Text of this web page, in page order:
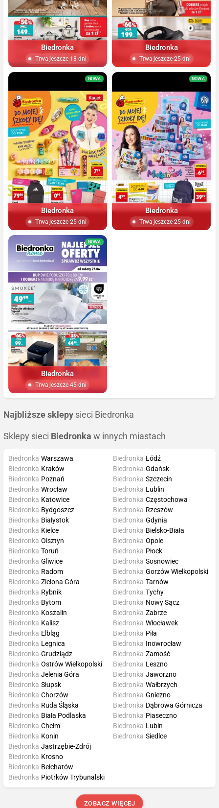
Biedronka
Trwa jeszcze 18 dni
Biedronka
Trwa jeszcze 25 dni
NOWA
Biedronka
Trwa jeszcze 25 dni
NOWA
Biedronka
Trwa jeszcze 25 dni
NOWA
Biedronka
Trwa jeszcze 45 dni
Najbliższe sklepy sieci Biedronka
Sklepy sieci Biedronka w innych miastach
Biedronka Warszawa
Biedronka Kraków
Biedronka Poznań
Biedronka Wrocław
Biedronka Łódź
Biedronka Gdańsk
Biedronka Szczecin
Biedronka Lublin
Biedronka Katowice
Biedronka Bydgoszcz
Biedronka Białystok
Biedronka Kielce
Biedronka Częstochowa
Biedronka Rzeszów
Biedronka Gdynia
Biedronka Bielsko-Biała
Biedronka Olsztyn
Biedronka Toruń
Biedronka Gliwice
Biedronka Radom
Biedronka Opole
Biedronka Płock
Biedronka Sosnowiec
Biedronka Gorzów Wielkopolski
Biedronka Zielona Góra
Biedronka Rybnik
Biedronka Bytom
Biedronka Koszalin
Biedronka Tarnów
Biedronka Tychy
Biedronka Nowy Sącz
Biedronka Zabrze
Biedronka Kalisz
Biedronka Elbląg
Biedronka Legnica
Biedronka Grudziądz
Biedronka Włocławek
Biedronka Piła
Biedronka Inowrocław
Biedronka Zamość
Biedronka Ostrów Wielkopolski
Biedronka Jelenia Góra
Biedronka Słupsk
Biedronka Chorzów
Biedronka Leszno
Biedronka Jaworzno
Biedronka Wałbrzych
Biedronka Gniezno
Biedronka Ruda Śląska
Biedronka Biała Podlaska
Biedronka Chełm
Biedronka Konin
Biedronka Dąbrowa Górnicza
Biedronka Piaseczno
Biedronka Lubin
Biedronka Siedlce
Biedronka Jastrzębie-Zdrój
Biedronka Krosno
Biedronka Bełchatów
Biedronka Piotrków Trybunalski
ZOBACZ WIĘCEJ